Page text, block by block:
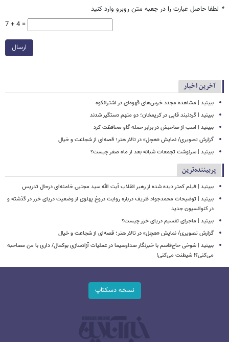
* لطفا حاصل عبارت را در جعبه متن روبرو وارد کنید
7 + 4 =
ارسال
آخرین اخبار
ببینید | مشاهده مجدد خرس‌های قهوه‌ای در اشترانکوه
ببینید | گردنبند قاپی در کریمخان؛ دو متهم دستگیر شدند
ببینید | اسب از صاحبش در برابر حمله گاو محافظت کرد
گزارش تصویری/ نمایش «هچل» در تالار هنر؛ قصه‌ای از شجاعت و خیال
ببینید | سرنوشت تجمعات شبانه بعد از ماه صفر چیست؟
پربیننده‌ترین
ببینید | فیلم کمتر دیده شده از رهبر انقلاب آیت الله سید مجتبی خامنه‌ای درحال تدریس
ببینید | توضیحات محمدجواد ظریف درباره روایت دروغ پهلوی از وضعیت دریای خزر در گذشته و
در کنوانسیون جدید
ببینید | ماجرای تقسیم دریای خزر چیست؟
گزارش تصویری/ نمایش «هچل» در تالار هنر؛ قصه‌ای از شجاعت و خیال
ببینید | شوخی حاج‌قاسم با خبرنگار صداوسیما در عملیات آزادسازی بوکمال/ داری با من مصاحبه‌
می‌کنی؟! شیطنت می‌کنی!
نسخه دسکتاپ